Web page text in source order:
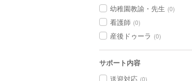
幼稚園教諭・先生 (0)
看護師 (0)
産後ドゥーラ (0)
サポート内容
送迎対応 (0)